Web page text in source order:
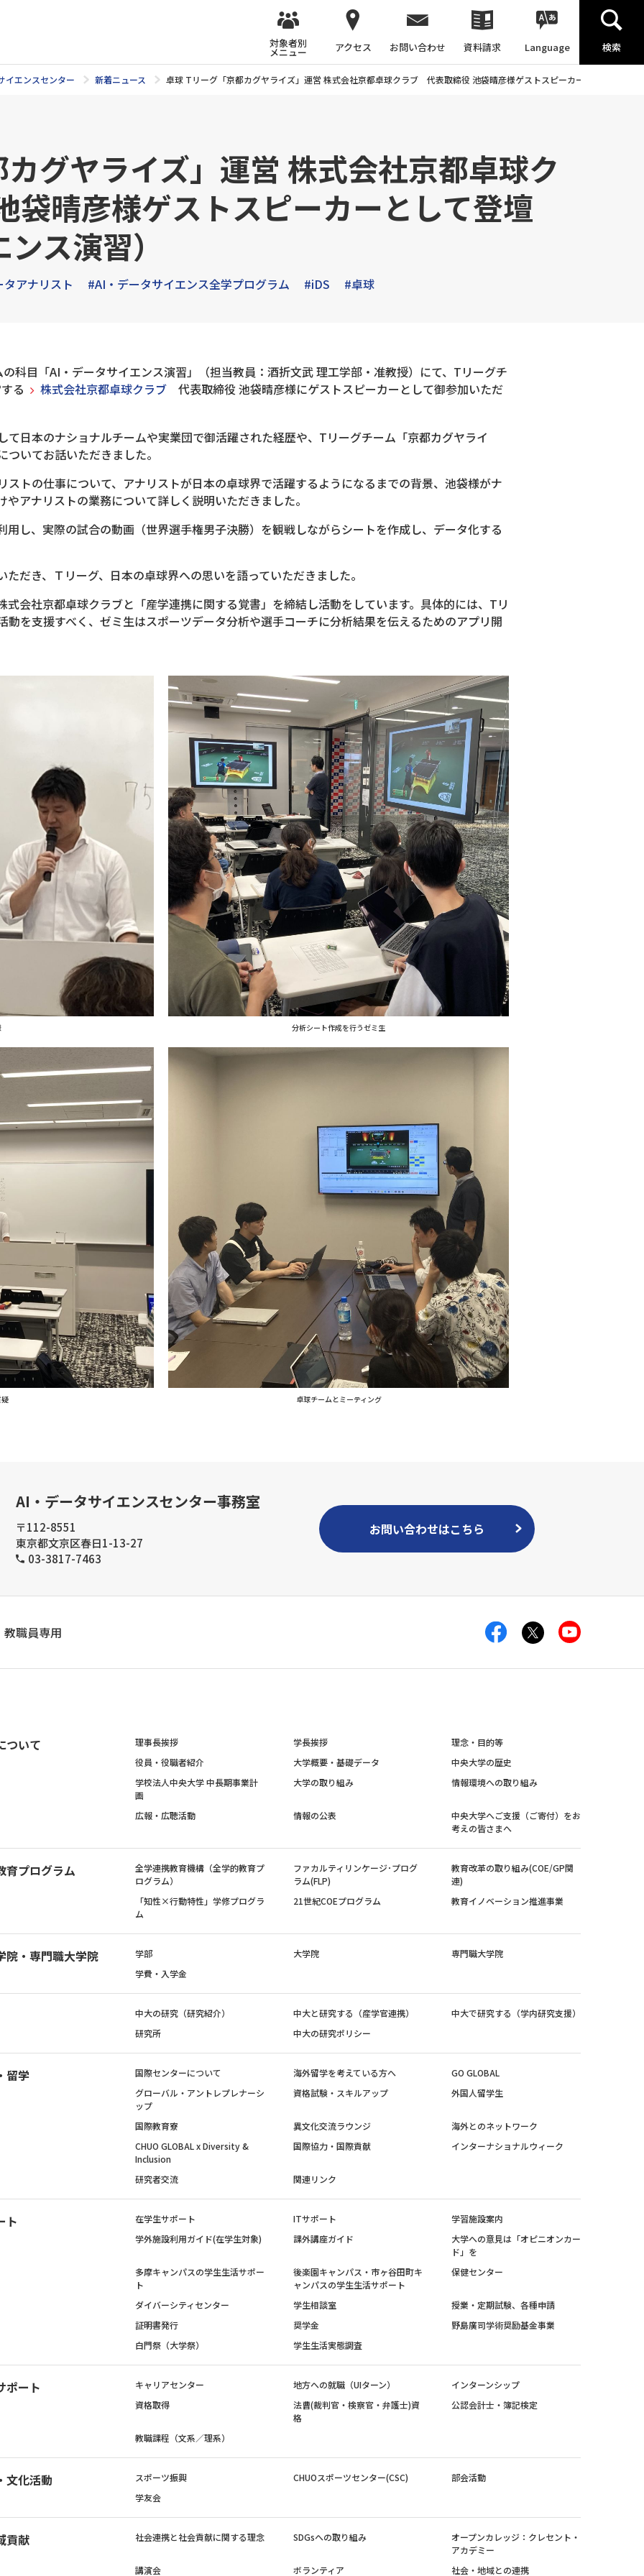
対象者別
メニュー アクセス お問い合わせ 資料請求 Language 検索
イエンスセンター 新着ニュース 卓球 Tリーグ「京都カグヤライズ」運営 株式会社京都卓球クラブ 代表取締役 池袋晴彦様ゲストスピーカーとして登壇（
グヤライズ」運営 株式会社京都卓球ク
晴彦様ゲストスピーカーとして登壇
ス演習）
アナリスト #AI・データサイエンス全学プログラム #iDS #卓球
科目「AI・データサイエンス演習」（担当教員：酒折文武 理工学部・准教授）にて、Tリーグチ
る
株式会社京都卓球クラブ 代表取締役 池袋晴彦様にゲストスピーカーとして御参加いただ
て日本のナショナルチームや実業団で御活躍された経歴や、Tリーグチーム「京都カグヤライ
いてお話いただきました。
ストの仕事について、アナリストが日本の卓球界で活躍するようになるまでの背景、池袋様がナ
アナリストの業務について詳しく説明いただきました。
用し、実際の試合の動画（世界選手権男子決勝）を観戦しながらシートを作成し、データ化する
だき、Ｔリーグ、日本の卓球界への思いを語っていただきました。
会社京都卓球クラブと「産学連携に関する覚書」を締結し活動をしています。具体的には、Tリ
動を支援すべく、ゼミ生はスポーツデータ分析や選手コーチに分析結果を伝えるためのアプリ開
分析シート作成を行うゼミ生
卓球チームとミーティング
AI・データサイエンスセンター事務室
〒112-8551
東京都文京区春日1-13-27
03-3817-7463
お問い合わせはこちら
教職員専用
ついて 理事長挨拶 学長挨拶
理念・目的等
役員・役職者紹介
大学概要・基礎データ
中央大学の歴史
学校法人中央大学 中長期事業計
画
大学の取り組み 情報環境への取り組み
広報・広聴活動 情報の公表
中央大学へご支援（ご寄付）をお
考えの皆さまへ
育プログラム
全学連携教育機構（全学的教育プ
ログラム）
ファカルティリンケージ･プログ
ラム(FLP)
教育改革の取り組み(COE/GP関
連)
「知性×行動特性」学修プログラ
ム
21世紀COEプログラム 教育イノベーション推進事業
院・専門職大学院 学部 大学院
専門職大学院
学費・入学金
中大の研究（研究紹介） 中大と研究する（産学官連携）
中大で研究する（学内研究支援）
研究所
中大の研究ポリシー
留学 国際センターについて 海外留学を考えている方へ
GO GLOBAL
グローバル・アントレプレナーシ
ップ
資格試験・スキルアップ 外国人留学生
国際教育寮 異文化交流ラウンジ
海外とのネットワーク
CHUO GLOBAL x Diversity &
Inclusion
国際協力・国際貢献 インターナショナルウィーク
研究者交流 関連リンク
ト 在学生サポート ITサポート
学習施設案内
学外施設利用ガイド(在学生対象)
課外講座ガイド
大学への意見は「オピニオンカー
ド」を
多摩キャンパスの学生生活サポー
ト
後楽園キャンパス・市ヶ谷田町キ
ャンパスの学生生活サポート
保健センター
ダイバーシティセンター 学生相談室
授業・定期試験、各種申請
証明書発行
奨学金
野島廣司学術奨励基金事業
白門祭（大学祭）
学生生活実態調査
ポート キャリアセンター 地方への就職（UIターン）
インターンシップ
資格取得
法曹(裁判官・検察官・弁護士)資
格
公認会計士・簿記検定
教職課程（文系／理系）
文化活動 スポーツ振興 CHUOスポーツセンター(CSC)
部会活動
学友会
貢献 社会連携と社会貢献に関する理念 SDGsへの取り組み
オープンカレッジ：クレセント・
アカデミー
講演会
ボランティア 社会・地域との連携